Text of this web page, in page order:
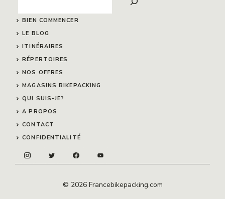
BIEN COMMENCER
LE BLOG
ITINÉRAIRES
RÉPERTOIRES
NOS OFFRES
MAGASINS BIKEPACKING
QUI SUIS-JE?
A PROPOS
CONTACT
CONFIDENTIALITÉ
© 2026 Francebikepacking.com